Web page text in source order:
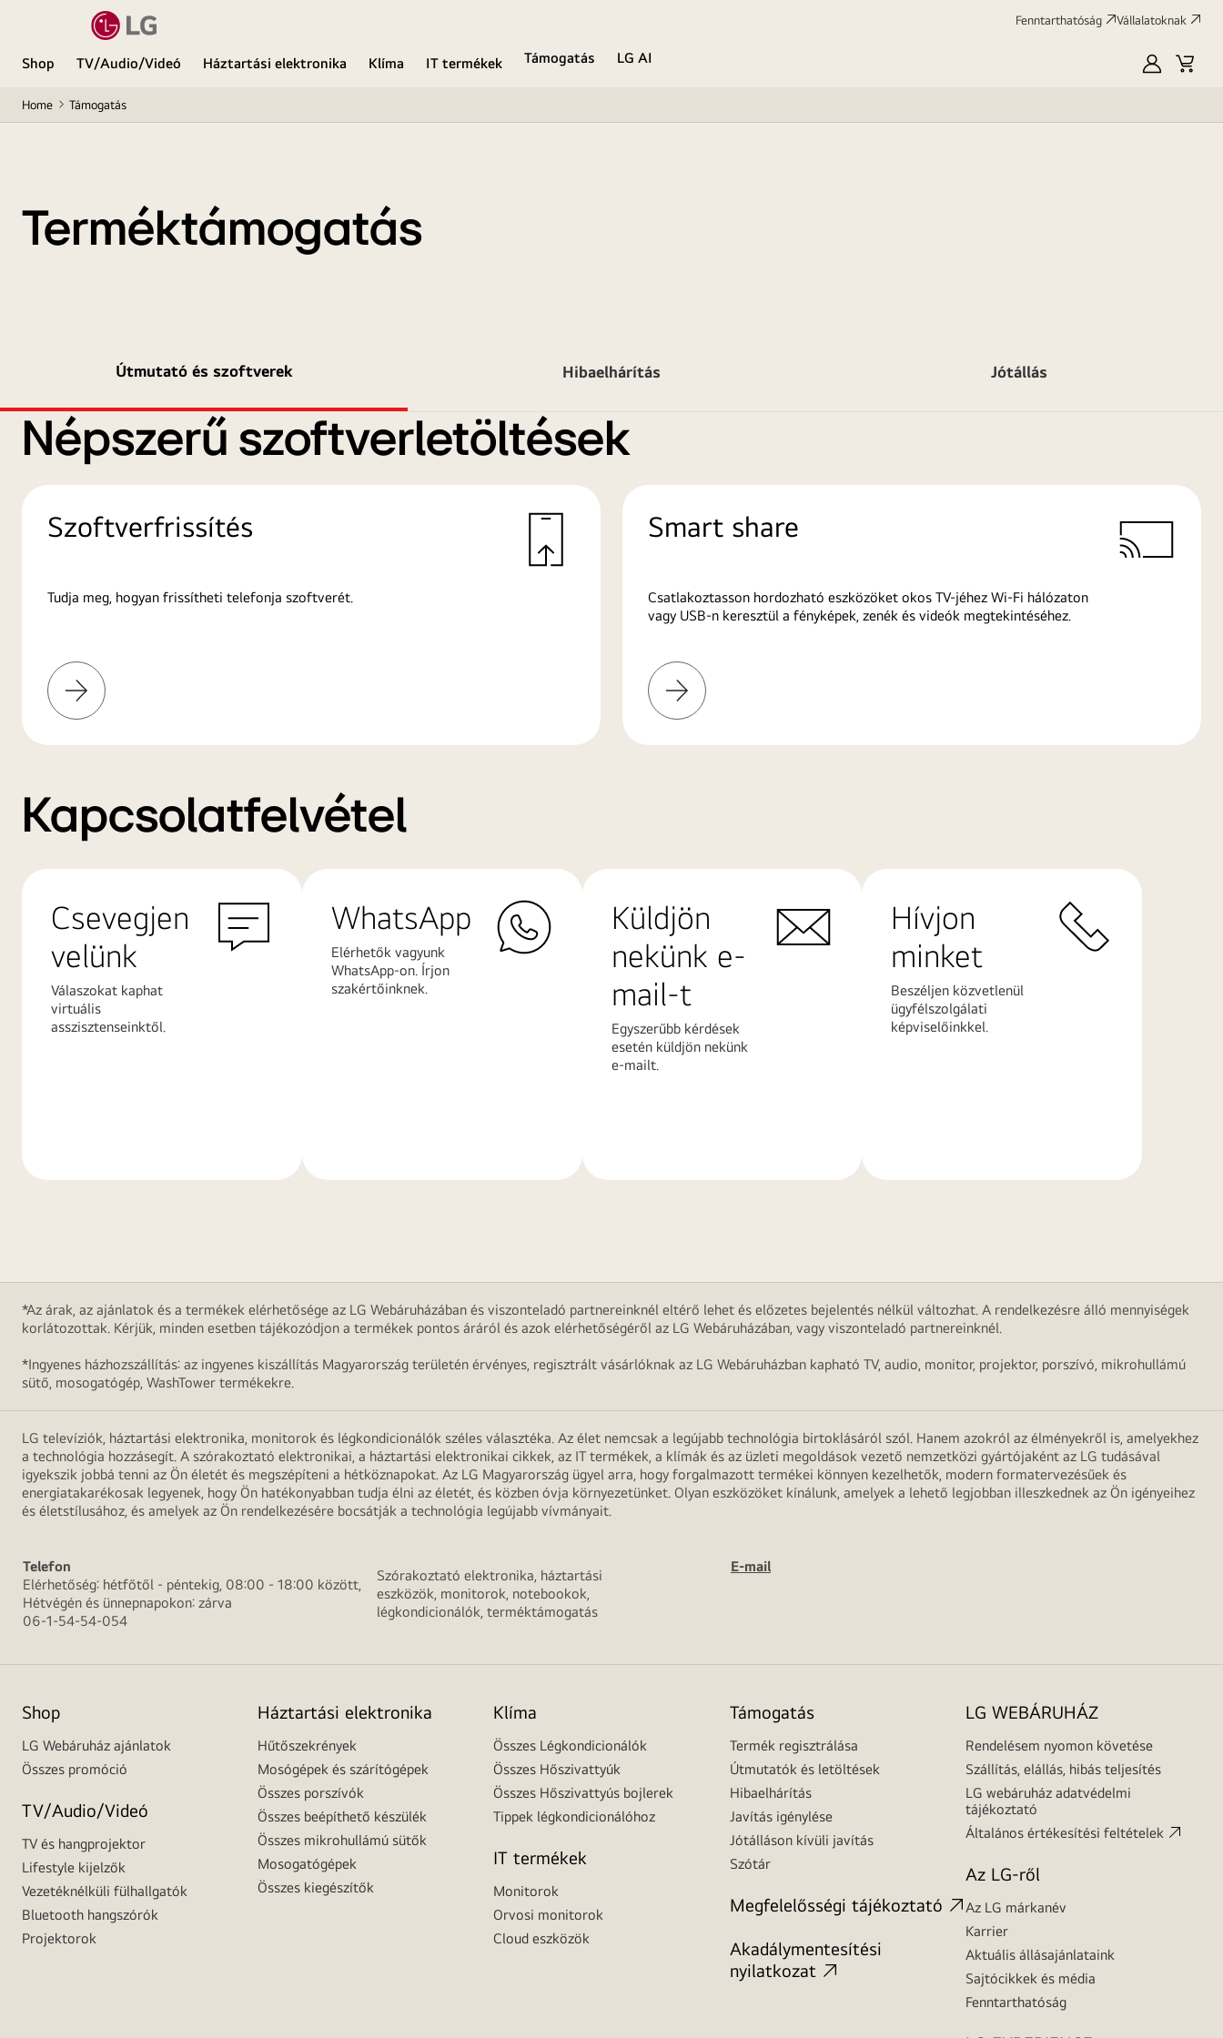
Fenntarthatóság Vállalatoknak
Shop TV/Audio/Videó Háztartási elektronika Klíma IT termékek Támogatás
LG AI
SajátKosár
Home Támogatás
Terméktámogatás
Útmutató és szoftverek Hibaelhárítás Jótállás
Népszerű szoftverletöltések
Szoftverfrissítés
Tudja meg, hogyan frissítheti telefonja szoftverét.
További
információk
Smart share
Csatlakoztasson hordozható eszközöket okos TV-jéhez Wi-Fi hálózaton
vagy USB-n keresztül a fényképek, zenék és videók megtekintéséhez.
További
információk
Kapcsolatfelvétel
Csevegjen
velünk
Válaszokat kaphat
virtuális
asszisztenseinktől.
WhatsApp
Elérhetők vagyunk
WhatsApp-on. Írjon
szakértőinknek.
Küldjön
nekünk e-
mail-t
Egyszerűbb kérdések
esetén küldjön nekünk
e-mailt.
Hívjon
minket
Beszéljen közvetlenül
ügyfélszolgálati
képviselőinkkel.
*Az árak, az ajánlatok és a termékek elérhetősége az LG Webáruházában és viszonteladó partnereinknél eltérő lehet és előzetes bejelentés nélkül változhat. A rendelkezésre álló mennyiségek
korlátozottak. Kérjük, minden esetben tájékozódjon a termékek pontos áráról és azok elérhetőségéről az LG Webáruházában, vagy viszonteladó partnereinknél.
*Ingyenes házhozszállítás: az ingyenes kiszállítás Magyarország területén érvényes, regisztrált vásárlóknak az LG Webáruházban kapható TV, audio, monitor, projektor, porszívó, mikrohullámú
sütő, mosogatógép, WashTower termékekre.
LG televíziók, háztartási elektronika, monitorok és légkondicionálók széles választéka. Az élet nemcsak a legújabb technológia birtoklásáról szól. Hanem azokról az élményekről is, amelyekhez
a technológia hozzásegít. A szórakoztató elektronikai, a háztartási elektronikai cikkek, az IT termékek, a klímák és az üzleti megoldások vezető nemzetközi gyártójaként az LG tudásával
igyekszik jobbá tenni az Ön életét és megszépíteni a hétköznapokat. Az LG Magyarország ügyel arra, hogy forgalmazott termékei könnyen kezelhetők, modern formatervezésűek és
energiatakarékosak legyenek, hogy Ön hatékonyabban tudja élni az életét, és közben óvja környezetünket. Olyan eszközöket kínálunk, amelyek a lehető legjobban illeszkednek az Ön igényeihez
és életstílusához, és amelyek az Ön rendelkezésére bocsátják a technológia legújabb vívmányait.
Telefon
Elérhetőség: hétfőtől - péntekig, 08:00 - 18:00 között,
Hétvégén és ünnepnapokon: zárva
06-1-54-54-054
Szórakoztató elektronika, háztartási
eszközök, monitorok, notebookok,
légkondicionálók, terméktámogatás
E-mail
Shop
LG Webáruház ajánlatok
Összes promóció
TV/Audio/Videó
TV és hangprojektor
Lifestyle kijelzők
Vezetéknélküli fülhallgatók
Bluetooth hangszórók
Projektorok
Háztartási elektronika
Hűtőszekrények
Mosógépek és szárítógépek
Összes porszívók
Összes beépíthető készülék
Összes mikrohullámú sütők
Mosogatógépek
Összes kiegészítők
Klíma
Összes Légkondicionálók
Összes Hőszivattyúk
Összes Hőszivattyús bojlerek
Tippek légkondicionálóhoz
IT termékek
Monitorok
Orvosi monitorok
Cloud eszközök
Támogatás
Termék regisztrálása
Útmutatók és letöltések
Hibaelhárítás
Javítás igénylése
Jótálláson kívüli javítás
Szótár
Megfelelősségi tájékoztató
Akadálymentesítési
nyilatkozat
LG WEBÁRUHÁZ
Rendelésem nyomon követése
Szállítás, elállás, hibás teljesítés
LG webáruház adatvédelmi
tájékoztató
Általános értékesítési feltételek
Az LG-ről
Az LG márkanév
Karrier
Aktuális állásajánlataink
Sajtócikkek és média
Fenntarthatóság